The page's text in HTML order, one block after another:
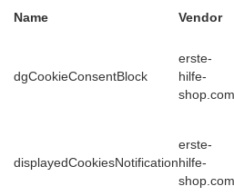
Name Vendor
dgCookieConsentBlock
erste-
hilfe-
shop.com
displayedCookiesNotification
erste-
hilfe-
shop.com